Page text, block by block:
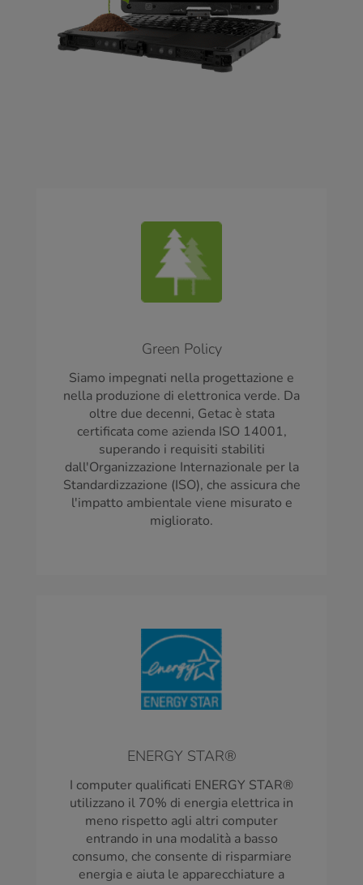
Green Policy
Siamo impegnati nella progettazione e
nella produzione di elettronica verde. Da
oltre due decenni, Getac è stata
certificata come azienda ISO 14001,
superando i requisiti stabiliti
dall'Organizzazione Internazionale per la
Standardizzazione (ISO), che assicura che
l'impatto ambientale viene misurato e
migliorato.
ENERGY STAR®
I computer qualificati ENERGY STAR®
utilizzano il 70% di energia elettrica in
meno rispetto agli altri computer
entrando in una modalità a basso
consumo, che consente di risparmiare
energia e aiuta le apparecchiature a